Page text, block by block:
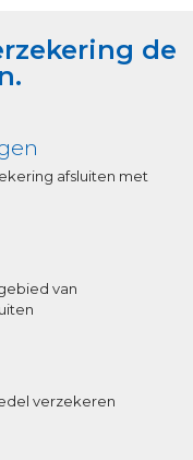
de
afsluiten met
van
verzekeren